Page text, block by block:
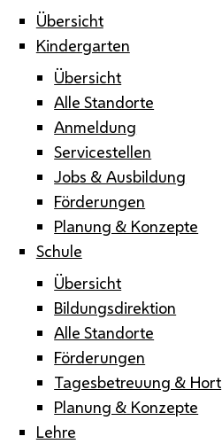
Übersicht
Kindergarten
Übersicht
Alle Standorte
Anmeldung
Servicestellen
Jobs & Ausbildung
Förderungen
Planung & Konzepte
Schule
Übersicht
Bildungsdirektion
Alle Standorte
Förderungen
Tagesbetreuung & Hort
Planung & Konzepte
Lehre